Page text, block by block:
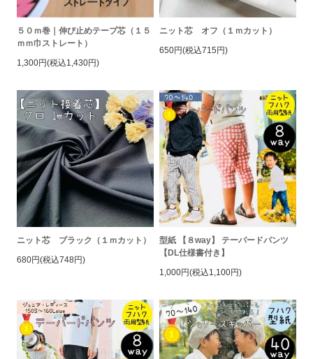
５０ｍ巻｜伸び止めテープ芯（１５
ｍｍ巾ストレート）
1,300円(税込1,430円)
ニット芯 オフ（１ｍカット）
650円(税込715円)
ニット芯 ブラック（１ｍカット）
680円(税込748円)
型紙 【８way】 テーパードパンツ
【DL仕様書付き】
1,000円(税込1,100円)